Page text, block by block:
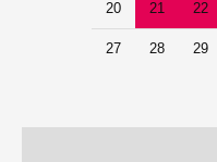
20 21 22
27 28 29